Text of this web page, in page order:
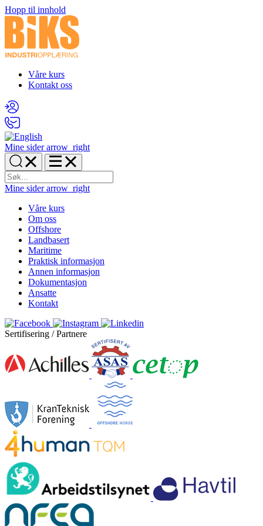
Hopp til innhold
Våre kurs
Kontakt oss
Mine sider arrow_right
Mine sider arrow_right
Våre kurs
Om oss
Offshore
Landbasert
Maritime
Praktisk informasjon
Annen informasjon
Dokumentasjon
Ansatte
Kontakt
Sertifisering / Partnere